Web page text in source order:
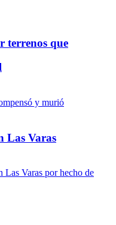
terrenos que
Las Varas